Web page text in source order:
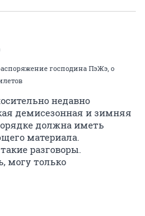
господина ПэЖэ, о
недавно
демисезонная и зимняя
должна иметь
материала.
разговоры.
могу только